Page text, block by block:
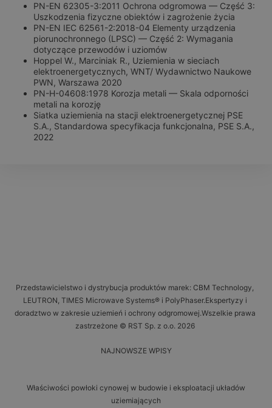
PN-EN 62305-3:2011 Ochrona odgromowa — Część 3:
Uszkodzenia fizyczne obiektów i zagrożenie życia
PN-EN IEC 62561-2:2018-04 Elementy urządzenia
piorunochronnego (LPSC) — Część 2: Wymagania
dotyczące przewodów i uziomów
Hoppel W., Marciniak R., Uziemienia w sieciach
elektroenergetycznych, WNT/ Wydawnictwo Naukowe
PWN, Warszawa 2020
PN-H-04608:1978 Korozja metali — Skala odporności
metali na korozję
Siatka uziemienia na stacji elektroenergetycznej PSE
S.A., Standardowa specyfikacja funkcjonalna, PSE S.A.,
2022
Przedstawicielstwo i dystrybucja produktów marek: CBM Technology,
LEUTRON, TIMES Microwave Systems® i PolyPhaser.Ekspertyzy i
doradztwo w zakresie uziemień i ochrony odgromowej.Wszelkie prawa
zastrzeżone © RST Sp. z o.o. 2026
NAJNOWSZE WPISY
Właściwości powłoki cynowej w budowie i eksploatacji układów
uziemiających